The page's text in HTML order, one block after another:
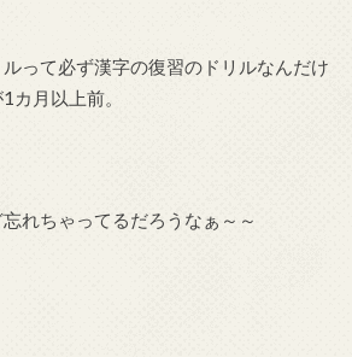
って必ず漢字の復習のドリルなんだけ
カ月以上前。
忘れちゃってるだろうなぁ～～